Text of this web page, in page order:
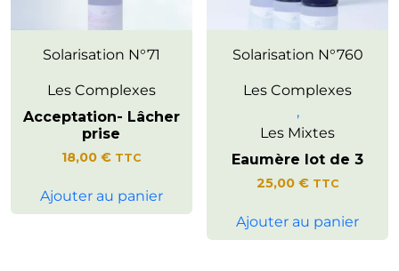
Invite à cultiver la capacité à
événements.
Solarisation N°71
Les Complexes
Acceptation- Lâcher
prise
18,00 € TTC
Ajouter au panier
Solarisation N°760
Les Complexes
,
Les Mixtes
Eaumère lot de 3
25,00 € TTC
Ajouter au panier